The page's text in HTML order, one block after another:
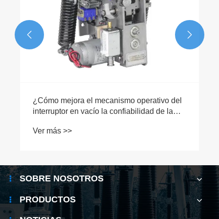
 
SOBRE NOSOTROS
PRODUCTOS